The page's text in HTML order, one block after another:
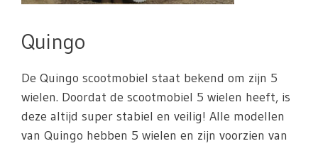
Quingo
De Quingo scootmobiel staat bekend om zijn 5
wielen. Doordat de scootmobiel 5 wielen heeft, is
deze altijd super stabiel en veilig! Alle modellen
van Quingo hebben 5 wielen en zijn voorzien van